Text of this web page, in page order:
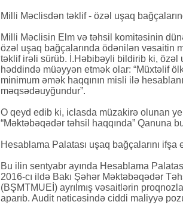
Milli Məclisdən təklif - özəl uşaq
Milli Məclisin Elm və təhsil komitəsinin
özəl uşaq bağçalarında ödənilən vəsaitin
təklif irəli sürüb. İ.Həbibəyli bildirib ki, özəl
həddində müəyyən etmək olar: “Müxtəlif
minimum əmək haqqının misli ilə
məqsədəuyğundur”.
O qeyd edib ki, iclasda müzakirə olunan
“Məktəbəqədər təhsil haqqında” Qanuna
Hesablama Palatası uşaq bağçalarını ifşa
Bu ilin sentyabr ayında Hesablama
2016-cı ildə Bakı Şəhər Məktəbəqədər
(BŞMTMUEİ) ayrılmış vəsaitlərin
aparıb. Audit nəticəsində ciddi maliyyə